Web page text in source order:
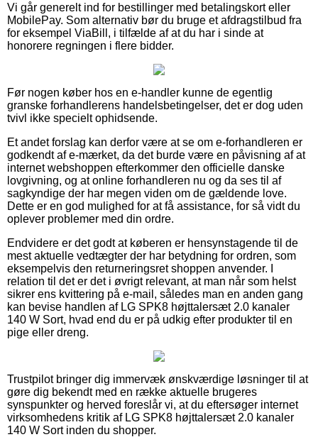
Vi går generelt ind for bestillinger med betalingskort eller
MobilePay. Som alternativ bør du bruge et afdragstilbud fra
for eksempel ViaBill, i tilfælde af at du har i sinde at
honorere regningen i flere bidder.
Før nogen køber hos en e-handler kunne de egentlig
granske forhandlerens handelsbetingelser, det er dog uden
tvivl ikke specielt ophidsende.
Et andet forslag kan derfor være at se om e-forhandleren er
godkendt af e-mærket, da det burde være en påvisning af at
internet webshoppen efterkommer den officielle danske
lovgivning, og at online forhandleren nu og da ses til af
sagkyndige der har megen viden om de gældende love.
Dette er en god mulighed for at få assistance, for så vidt du
oplever problemer med din ordre.
Endvidere er det godt at køberen er hensynstagende til de
mest aktuelle vedtægter der har betydning for ordren, som
eksempelvis den returneringsret shoppen anvender. I
relation til det er det i øvrigt relevant, at man når som helst
sikrer ens kvittering på e-mail, således man en anden gang
kan bevise handlen af LG SPK8 højttalersæt 2.0 kanaler
140 W Sort, hvad end du er på udkig efter produkter til en
pige eller dreng.
Trustpilot bringer dig immervæk ønskværdige løsninger til at
gøre dig bekendt med en række aktuelle brugeres
synspunkter og herved foreslår vi, at du eftersøger internet
virksomhedens kritik af LG SPK8 højttalersæt 2.0 kanaler
140 W Sort inden du shopper.